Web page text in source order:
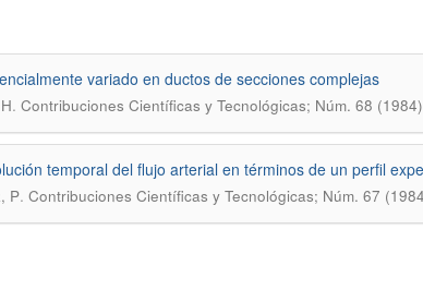
variado en ductos de secciones complejas
. Contribuciones Científicas y Tecnológicas; Núm. 68
temporal del flujo arterial en términos de un perfil
P. Contribuciones Científicas y Tecnológicas; Núm. 67